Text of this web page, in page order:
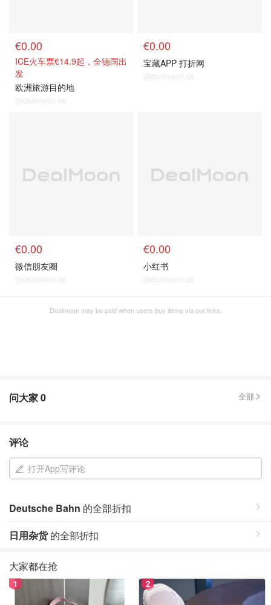
€0.00
ICE火车票€14.9起，全德国出
发
欧洲旅游目的地
@dealmoon.de
€0.00
宝藏APP 打折网
@dealmoon.de
€0.00
微信朋友圈
@dealmoon.de
€0.00
小红书
@dealmoon.de
Dealmoon may be paid when users buy items via our links.
问大家0 全部
评论
打开App写评论
Deutsche Bahn 的全部折扣
日用杂货的全部折扣
大家都在抢
1 2